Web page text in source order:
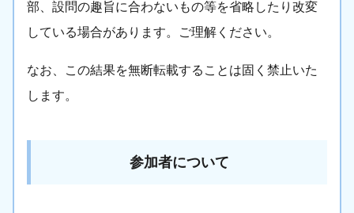
部、設問の趣旨に合わないもの等を省略したり改変
している場合があります。ご理解ください。
なお、この結果を無断転載することは固く禁止いた
します。
参加者について